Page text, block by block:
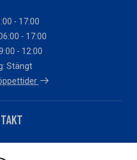
- 17:00
- 17:00
- 12:00
Stängt